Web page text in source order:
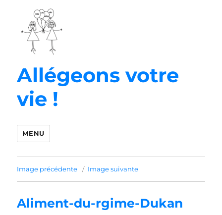
Allégeons votre
vie !
MENU
Image précédente Image suivante
Aliment-du-rgime-Dukan